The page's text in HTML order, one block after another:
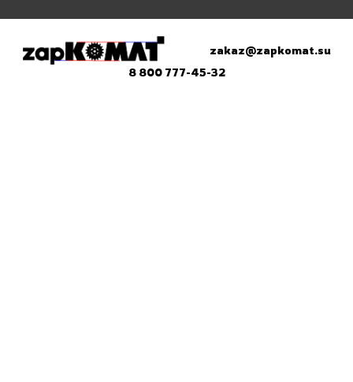
zakaz@zapkomat.su
8 800 777-45-32